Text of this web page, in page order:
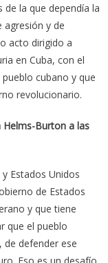
de la que dependía la
agresión y de
acto dirigido a
en Cuba, con el
cubano y que
revolucionario.
Burton a las
Estados Unidos
de Estados
y que tiene
que el pueblo
defender ese
Eso es un desafío